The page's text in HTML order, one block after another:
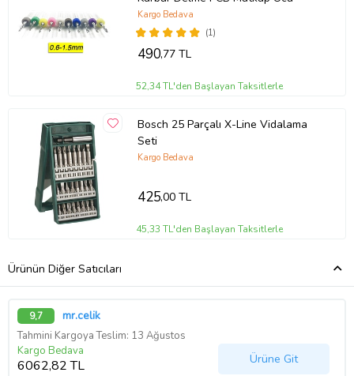
(1)
Kargo Bedava
490,77 TL
52,34 TL'den Başlayan Taksitlerle
Bosch 25 Parçalı X-Line Vidalama
Seti
Kargo Bedava
425,00 TL
45,33 TL'den Başlayan Taksitlerle
Ürünün Diğer Satıcıları
9,7 mr.celik
Tahmini Kargoya Teslim: 13 Ağustos
Kargo Bedava
6062,82 TL Ürüne Git